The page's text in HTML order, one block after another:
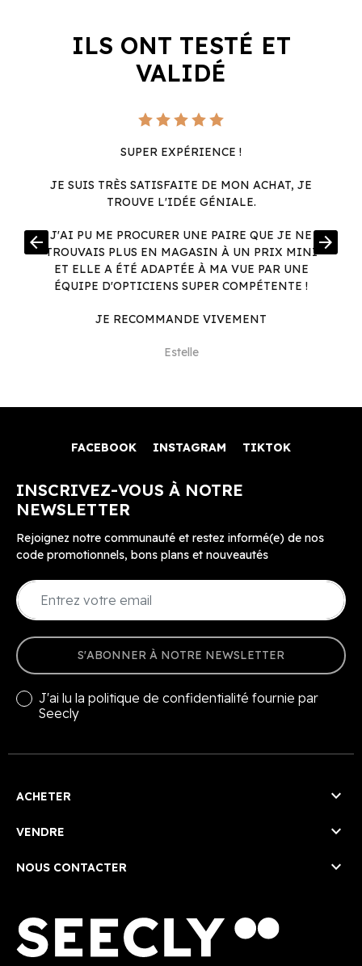
ILS ONT TESTÉ ET
VALIDÉ
SUPER EXPÉRIENCE !
JE SUIS TRÈS SATISFAITE DE MON ACHAT, JE
TROUVE L'IDÉE GÉNIALE.
J'AI PU ME PROCURER UNE PAIRE QUE JE NE
TROUVAIS PLUS EN MAGASIN À UN PRIX MINI
ET ELLE A ÉTÉ ADAPTÉE À MA VUE PAR UNE
ÉQUIPE D'OPTICIENS SUPER COMPÉTENTE !
JE RECOMMANDE VIVEMENT
Estelle
arrow_back arrow_forward
FACEBOOK INSTAGRAM TIKTOK
INSCRIVEZ-VOUS À NOTRE
NEWSLETTER
Rejoignez notre communauté et restez informé(e) de nos
code promotionnels, bons plans et nouveautés
S'ABONNER À NOTRE NEWSLETTER
J'ai lu la politique de confidentialité fournie par
Seecly
ACHETER 
VENDRE 
NOUS CONTACTER 